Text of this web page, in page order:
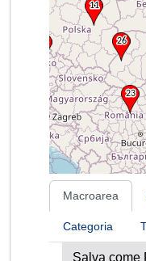
Macroarea
Categoria
Salva come